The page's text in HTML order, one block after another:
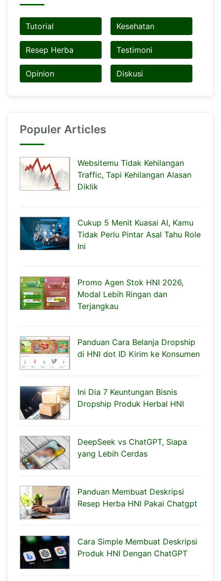
Tutorial Kesehatan
Resep Herba Testimoni
Opinion Diskusi
Populer Articles
Websitemu Tidak Kehilangan
Traffic, Tapi Kehilangan Alasan
Diklik
Cukup 5 Menit Kuasai AI, Kamu
Tidak Perlu Pintar Asal Tahu Role
Ini
Promo Agen Stok HNI 2026,
Modal Lebih Ringan dan
Terjangkau
Panduan Cara Belanja Dropship
di HNI dot ID Kirim ke Konsumen
Ini Dia 7 Keuntungan Bisnis
Dropship Produk Herbal HNI
DeepSeek vs ChatGPT, Siapa
yang Lebih Cerdas
Panduan Membuat Deskripsi
Resep Herba HNI Pakai Chatgpt
Cara Simple Membuat Deskripsi
Produk HNI Dengan ChatGPT